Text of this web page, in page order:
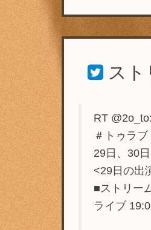
スト
RT
＃トゥラブ
29日、30
<29日の出
■ストリー
ライブ